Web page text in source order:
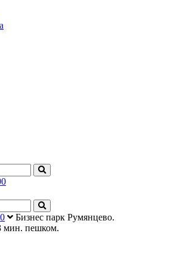
Бизнес парк Румянцево.
мин. пешком.